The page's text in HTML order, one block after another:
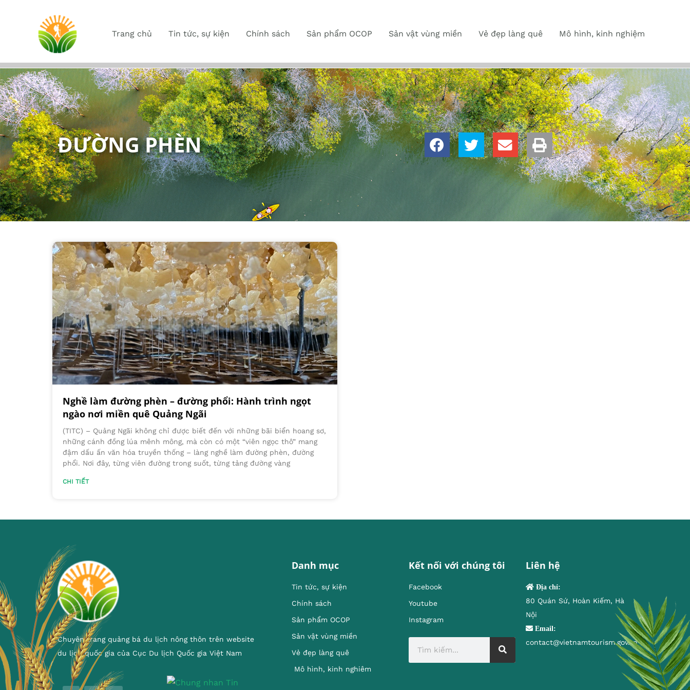
Trang chủ Tin tức, sự kiện Chính sách Sản phẩm OCOP Sản vật vùng miền Vẻ đẹp làng quê Mô hình, kinh nghiệm
ĐƯỜNG PHÈN
Nghề làm đường phèn – đường phổi: Hành trình ngọt
ngào nơi miền quê Quảng Ngãi
(TITC) – Quảng Ngãi không chỉ được biết đến với những bãi biển hoang sơ,
những cánh đồng lúa mênh mông, mà còn có một “viên ngọc thô” mang
đậm dấu ấn văn hóa truyền thống – làng nghề làm đường phèn, đường
phổi. Nơi đây, từng viên đường trong suốt, từng tảng đường vàng
CHI TIẾT
Chuyên trang quảng bá du lịch nông thôn trên website
du lịch quốc gia của Cục Du lịch Quốc gia Việt Nam
Danh mục
Tin tức, sự kiện
Chính sách
Sản phẩm OCOP
Sản vật vùng miền
Vẻ đẹp làng quê
Mô hình, kinh nghiêm
Kết nối với chúng tôi
Facebook
Youtube
Instagram
Liên hệ
Địa chỉ:
80 Quán Sứ, Hoàn Kiếm, Hà
Nội
Email:
contact@vietnamtourism.gov.vn